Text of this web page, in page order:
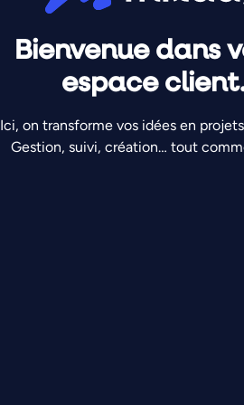
Bienvenue dans
espace
Ici, on transforme vos idées en
Gestion, suivi, création… tout